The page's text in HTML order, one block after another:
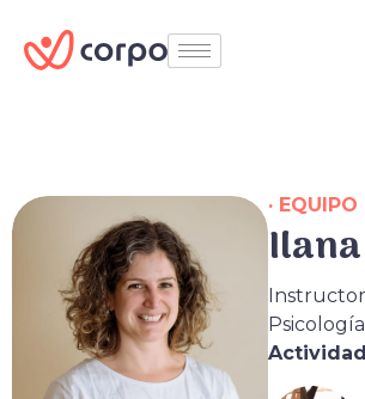
· EQUIPO
Psicología